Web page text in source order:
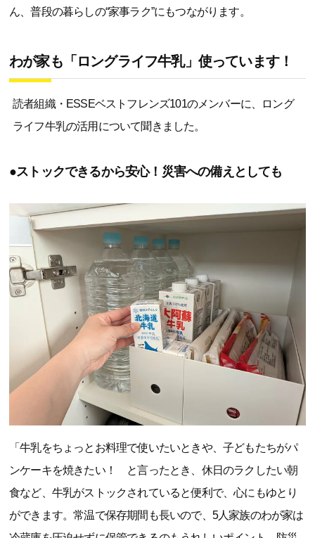
ん、普段の暮らしの“家事ラク”にもつながります。
わが家も「ロングライフ牛乳」使っています！
読者組織・ESSEベストフレンズ101のメンバーに、ロング
ライフ牛乳の活用について聞きました。
●ストックできるから安心！災害への備えとしても
「牛乳をちょっとお料理で使いたいときや、子どもたちがパ
ンケーキを焼きたい！ と言ったとき、休日のラクしたい朝
食など、牛乳がストックされていると便利で、心にもゆとり
ができます。常温で保存期間も長いので、5人家族のわが家は